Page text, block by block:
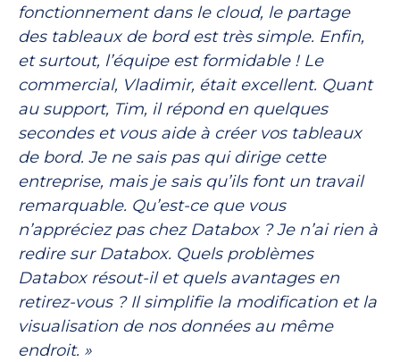
fonctionnement dans le cloud, le partage
des tableaux de bord est très simple. Enfin,
et surtout, l’équipe est formidable ! Le
commercial, Vladimir, était excellent. Quant
au support, Tim, il répond en quelques
secondes et vous aide à créer vos tableaux
de bord. Je ne sais pas qui dirige cette
entreprise, mais je sais qu’ils font un travail
remarquable. Qu’est-ce que vous
n’appréciez pas chez Databox ? Je n’ai rien à
redire sur Databox. Quels problèmes
Databox résout-il et quels avantages en
retirez-vous ? Il simplifie la modification et la
visualisation de nos données au même
endroit. »